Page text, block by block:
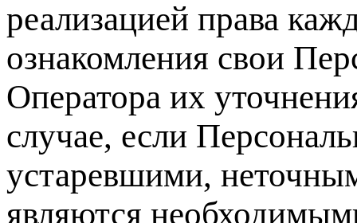
реализацией права
ознакомления свои
Оператора их
случае, если
устаревшими,
являются